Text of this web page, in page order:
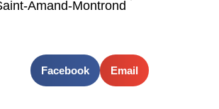
Amand-Montrond
Facebook Email